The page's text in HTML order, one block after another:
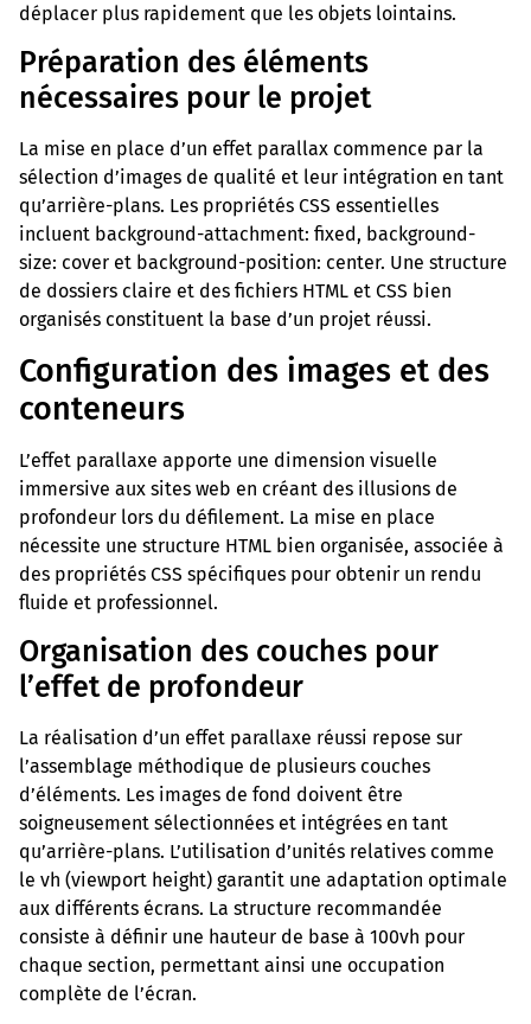
déplacer plus rapidement que les objets lointains.
Préparation des éléments
nécessaires pour le projet
La mise en place d’un effet parallax commence par la
sélection d’images de qualité et leur intégration en tant
qu’arrière-plans. Les propriétés CSS essentielles
incluent background-attachment: fixed, background-
size: cover et background-position: center. Une structure
de dossiers claire et des fichiers HTML et CSS bien
organisés constituent la base d’un projet réussi.
Configuration des images et des
conteneurs
L’effet parallaxe apporte une dimension visuelle
immersive aux sites web en créant des illusions de
profondeur lors du défilement. La mise en place
nécessite une structure HTML bien organisée, associée à
des propriétés CSS spécifiques pour obtenir un rendu
fluide et professionnel.
Organisation des couches pour
l’effet de profondeur
La réalisation d’un effet parallaxe réussi repose sur
l’assemblage méthodique de plusieurs couches
d’éléments. Les images de fond doivent être
soigneusement sélectionnées et intégrées en tant
qu’arrière-plans. L’utilisation d’unités relatives comme
le vh (viewport height) garantit une adaptation optimale
aux différents écrans. La structure recommandée
consiste à définir une hauteur de base à 100vh pour
chaque section, permettant ainsi une occupation
complète de l’écran.